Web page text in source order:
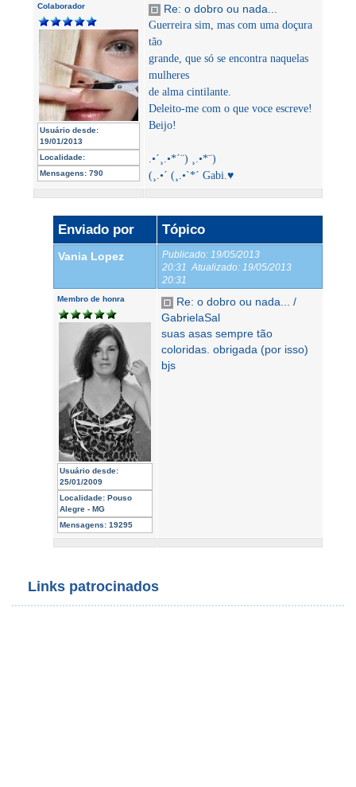
Colaborador
Usuário desde:
19/01/2013
Localidade:
Mensagens: 790
Re: o dobro ou nada...
Guerreira sim, mas com uma doçura
tão
grande, que só se encontra naquelas
mulheres
de alma cintilante.
Deleito-me com o que voce escreve!
Beijo!
.•´¸.•*´¨) ¸.•*¨)
(¸.•´ (¸.•`*´ Gabi.♥
Enviado por Tópico
Vania Lopez Publicado: 19/05/2013
20:31 Atualizado: 19/05/2013
20:31
Membro de honra
Usuário desde:
25/01/2009
Localidade: Pouso
Alegre - MG
Mensagens: 19295
Re: o dobro ou nada... /
GabrielaSal
suas asas sempre tão
coloridas. obrigada (por isso)
bjs
Links patrocinados